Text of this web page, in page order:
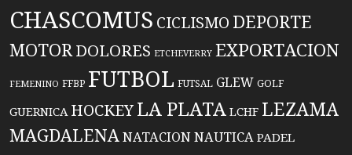
CHASCOMUS CICLISMO DEPORTE
MOTORDOLORES ETCHEVERRY EXPORTACION
FEMENINO FFBP FUTBOL FUTSAL GLEW GOLF
GUERNICA HOCKEYLA PLATA LCHF LEZAMA
MAGDALENANATACIONNAUTICA PADEL